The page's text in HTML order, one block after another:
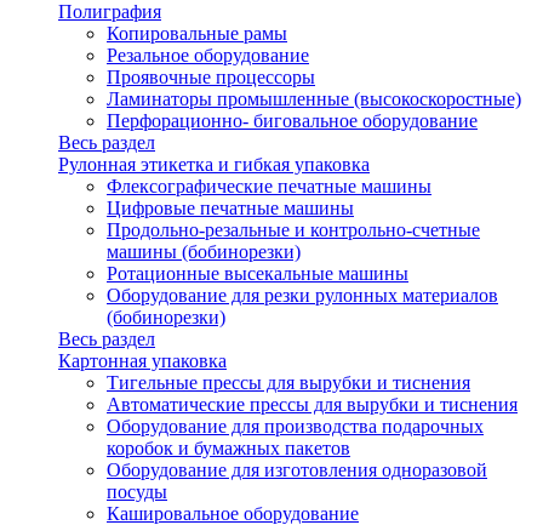
Полиграфия
Копировальные рамы
Резальное оборудование
Проявочные процессоры
Ламинаторы промышленные (высокоскоростные)
Перфорационно- биговальное оборудование
Весь раздел
Рулонная этикетка и гибкая упаковка
Флексографические печатные машины
Цифровые печатные машины
Продольно-резальные и контрольно-счетные
машины (бобинорезки)
Ротационные высекальные машины
Оборудование для резки рулонных материалов
(бобинорезки)
Весь раздел
Картонная упаковка
Тигельные прессы для вырубки и тиснения
Автоматические прессы для вырубки и тиснения
Оборудование для производства подарочных
коробок и бумажных пакетов
Оборудование для изготовления одноразовой
посуды
Кашировальное оборудование